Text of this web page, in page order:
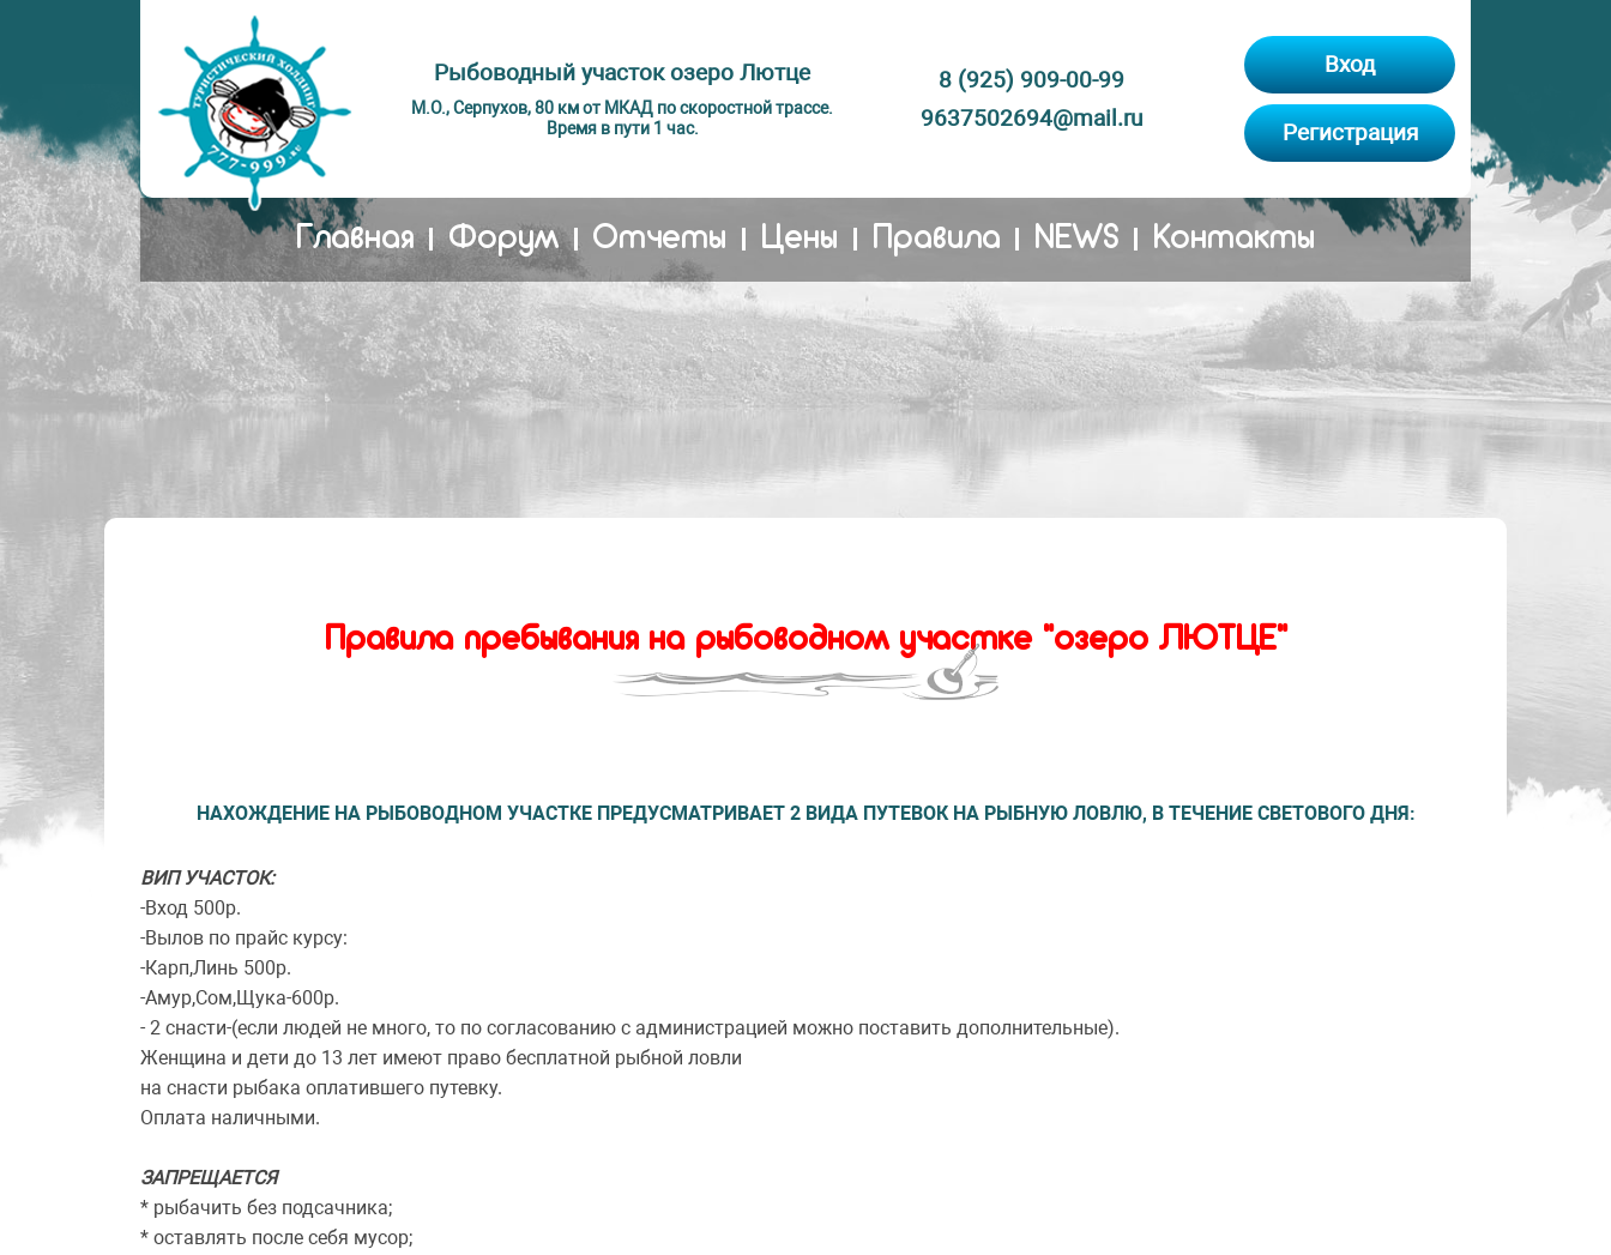
Рыбоводный участок озеро Лютце
М.О., Серпухов, 80 км от МКАД по скоростной трассе.
Время в пути 1 час.
8 (925) 909-00-99
9637502694@mail.ru
Вход
Регистрация
Главная Форум Отчеты Цены Правила NEWS Контакты
Правила пребывания на рыбоводном участке «озеро ЛЮТЦЕ»
НАХОЖДЕНИЕ НА РЫБОВОДНОМ УЧАСТКЕ ПРЕДУСМАТРИВАЕТ 2 ВИДА ПУТЕВОК НА РЫБНУЮ ЛОВЛЮ, В ТЕЧЕНИЕ СВЕТОВОГО ДНЯ:
ВИП УЧАСТОК:
-Вход 500р.
-Вылов по прайс курсу:
-Карп,Линь 500р.
-Амур,Сом,Щука-600р.
- 2 снасти-(если людей не много, то по согласованию с администрацией можно поставить дополнительные).
Женщина и дети до 13 лет имеют право бесплатной рыбной ловли
на снасти рыбака оплатившего путевку.
Оплата наличными.
ЗАПРЕЩАЕТСЯ
* рыбачить без подсачника;
* оставлять после себя мусор;